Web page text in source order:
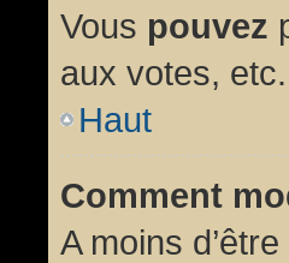
Vous pouvez
aux votes, etc.
Haut
Comment
A moins